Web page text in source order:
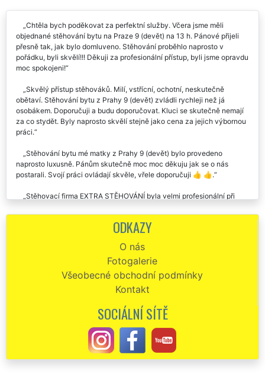
Chtěla bych poděkovat za perfektní služby. Včera jsme měli
objednané stěhování bytu na Praze 9 (devět) na 13 h. Pánové přijeli
přesně tak, jak bylo domluveno. Stěhování proběhlo naprosto v
pořádku, byli skvělí!!! Děkuji za profesionální přístup, byli jsme opravdu
moc spokojeni!
Skvělý přístup stěhováků. Milí, vstřícní, ochotní, neskutečně
obětaví. Stěhování bytu z Prahy 9 (devět) zvládli rychleji než já
osobákem. Doporučuji a budu doporučovat. Kluci se skutečně nemají
za co stydět. Byly naprosto skvělí stejně jako cena za jejich výbornou
práci.
Stěhování bytu mé matky z Prahy 9 (devět) bylo provedeno
naprosto luxusně. Pánům skutečně moc moc děkuju jak se o nás
postarali. Svojí práci ovládají skvěle, vřele doporučuji 👍 👍.
Stěhovací firma EXTRA STĚHOVÁNÍ byla velmi profesionální při
spokojeni.
postarali, neměli jsme s ničím žádné starosti. Chtěl bych pánům touto
cestou poděkovat. Určitě doporučuji využívat tuto společnost EXTRA
Doporučila jsem tyto stěhováky svým klientům. Kluci jsou makáči.
nestačila ani rozkoukat a naši klienti byli kompletně přestěhováni.
spokojenost, co se domluvilo, to také platilo. Kluky budu rozhodně dál
doporučovat. Skutečně jsem byla velmi mile překvapena
profesionálním a spolehlivým přístupem této stěhovací firmy. V dnešní
ODKAZY
O nás
Fotogalerie
Všeobecné obchodní podmínky
Kontakt
SOCIÁLNÍ SÍTĚ